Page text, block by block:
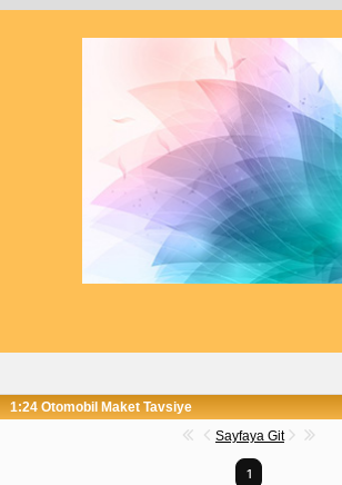
1:24 Otomobil Maket Tavsiye
Sayfaya Git
1